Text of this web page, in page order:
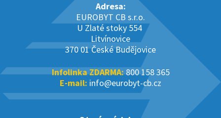
Adresa:
EUROBYT CB s.r.o.
U Zlaté stoky 554
Litvínovice
370 01 České Budějovice
Infolinka ZDARMA:800 158 365
E-mail: info@eurobyt-cb.cz